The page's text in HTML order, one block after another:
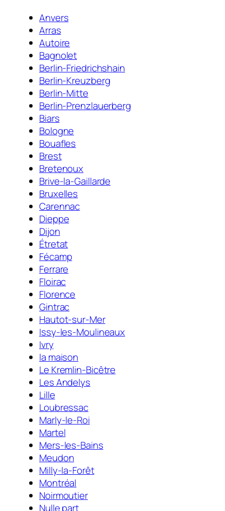
Anvers
Arras
Autoire
Bagnolet
Berlin-Friedrichshain
Berlin-Kreuzberg
Berlin-Mitte
Berlin-Prenzlauerberg
Biars
Bologne
Bouafles
Brest
Bretenoux
Brive-la-Gaillarde
Bruxelles
Carennac
Dieppe
Dijon
Étretat
Fécamp
Ferrare
Floirac
Florence
Gintrac
Hautot-sur-Mer
Issy-les-Moulineaux
Ivry
la maison
Le Kremlin-Bicêtre
Les Andelys
Lille
Loubressac
Marly-le-Roi
Martel
Mers-les-Bains
Meudon
Milly-la-Forêt
Montréal
Noirmoutier
Nulle part